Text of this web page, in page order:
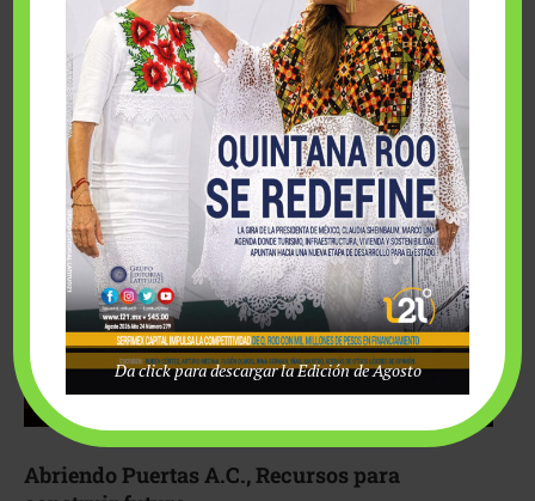
Fairmont Mayakoba y Make-A-Wish México unieron
esfuerzos para hacer realidad el deseo de una …
Abriendo Puertas A.C., Recursos para
Da click para descargar la Edición de Agosto